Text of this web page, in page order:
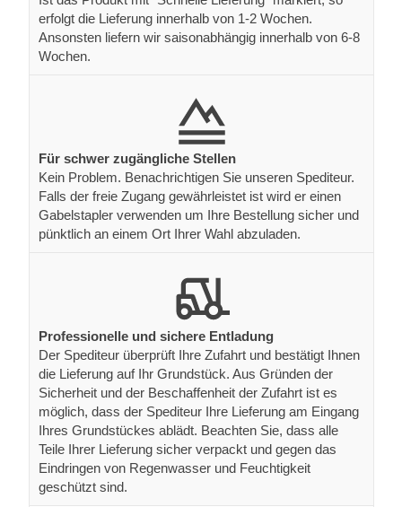
erfolgt die Lieferung innerhalb von 1-2 Wochen.
Ansonsten liefern wir saisonabhängig innerhalb von 6-8
Wochen.
Für schwer zugängliche Stellen
Kein Problem. Benachrichtigen Sie unseren Spediteur.
Falls der freie Zugang gewährleistet ist wird er einen
Gabelstapler verwenden um Ihre Bestellung sicher und
pünktlich an einem Ort Ihrer Wahl abzuladen.
Professionelle und sichere Entladung
Der Spediteur überprüft Ihre Zufahrt und bestätigt Ihnen
die Lieferung auf Ihr Grundstück. Aus Gründen der
Sicherheit und der Beschaffenheit der Zufahrt ist es
möglich, dass der Spediteur Ihre Lieferung am Eingang
Ihres Grundstückes ablädt. Beachten Sie, dass alle
Teile Ihrer Lieferung sicher verpackt und gegen das
Eindringen von Regenwasser und Feuchtigkeit
geschützt sind.